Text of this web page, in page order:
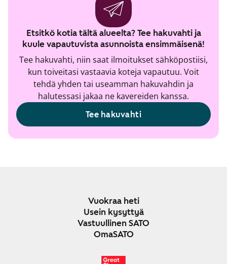
Etsitkö kotia tältä alueelta? Tee hakuvahti ja
kuule vapautuvista asunnoista ensimmäisenä!
Tee hakuvahti, niin saat ilmoitukset sähköpostiisi,
kun toiveitasi vastaavia koteja vapautuu. Voit
tehdä yhden tai useamman hakuvahdin ja
halutessasi jakaa ne kavereiden kanssa.
Tee hakuvahti
Vuokraa heti
Usein kysyttyä
Vastuullinen SATO
OmaSATO